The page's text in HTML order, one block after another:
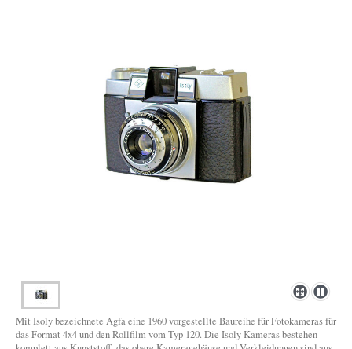
Mit Isoly bezeichnete Agfa eine 1960 vorgestellte Baureihe für Fotokameras für
das Format 4x4 und den Rollfilm vom Typ 120. Die Isoly Kameras bestehen